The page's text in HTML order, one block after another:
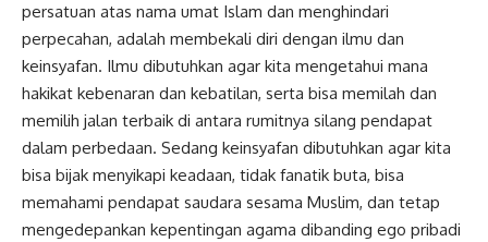
persatuan atas nama umat Islam dan menghindari
perpecahan, adalah membekali diri dengan ilmu dan
keinsyafan. Ilmu dibutuhkan agar kita mengetahui mana
hakikat kebenaran dan kebatilan, serta bisa memilah dan
memilih jalan terbaik di antara rumitnya silang pendapat
dalam perbedaan. Sedang keinsyafan dibutuhkan agar kita
bisa bijak menyikapi keadaan, tidak fanatik buta, bisa
memahami pendapat saudara sesama Muslim, dan tetap
mengedepankan kepentingan agama dibanding ego pribadi